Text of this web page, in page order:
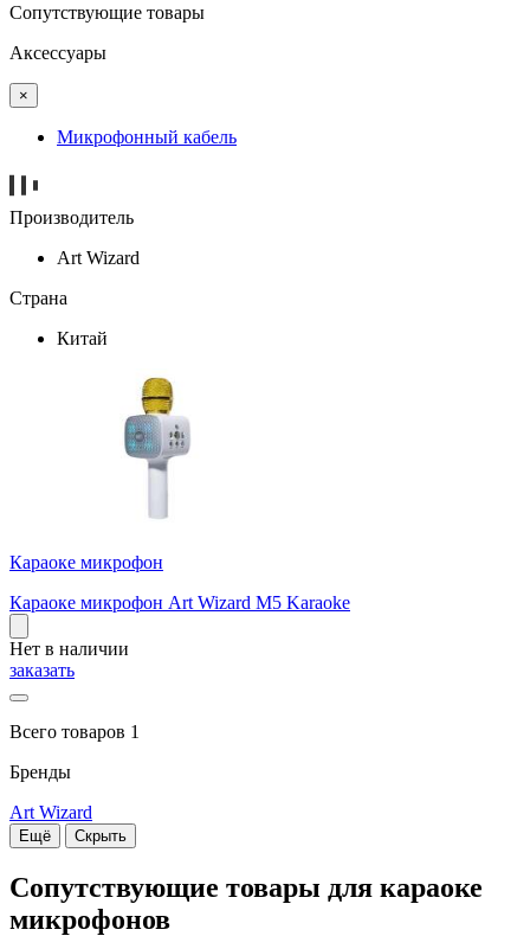
Сопутствующие товары
Аксессуары
×
Микрофонный кабель
Производитель
Art Wizard
Страна
Китай
Караоке микрофон
Караоке микрофон Art Wizard M5 Karaoke
Нет в наличии
заказать
Всего товаров 1
Бренды
Art Wizard
Ещё Скрыть
Сопутствующие товары для караоке
микрофонов